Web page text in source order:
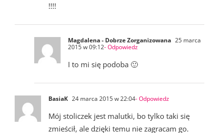
!!!!
Magdalena - Dobrze Zorganizowana 25 marca
2015 w 09:12- Odpowiedz
I to mi się podoba 🙂
BasiaK 24 marca 2015 w 22:04- Odpowiedz
Mój stoliczek jest malutki, bo tylko taki się
zmieścił, ale dzięki temu nie zagracam go.